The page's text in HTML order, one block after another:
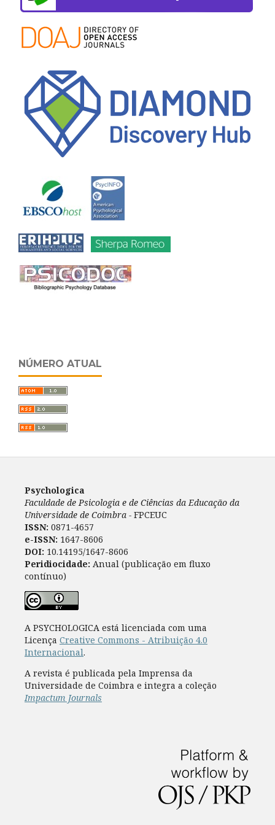
NÚMERO ATUAL
Psychologica
Faculdade de Psicologia e de Ciências da Educação da
Universidade de Coimbra - FPCEUC
ISSN: 0871-4657
e-ISSN: 1647-8606
DOI: 10.14195/1647-8606
Peridiocidade: Anual (publicação em fluxo
contínuo)
A PSYCHOLOGICA está licenciada com uma
Licença Creative Commons - Atribuição 4.0
Internacional.
A revista é publicada pela Imprensa da
Universidade de Coimbra e integra a coleção
Impactum Journals